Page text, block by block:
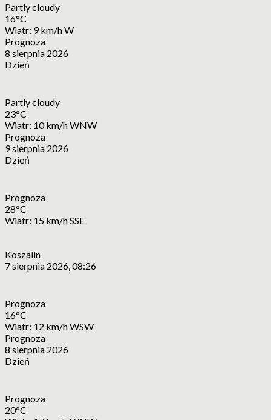
Partly cloudy
16°C
Wiatr: 9 km/h W
Prognoza
8 sierpnia 2026
Dzień
Partly cloudy
23°C
Wiatr: 10 km/h WNW
Prognoza
9 sierpnia 2026
Dzień
Prognoza
28°C
Wiatr: 15 km/h SSE
Koszalin
7 sierpnia 2026, 08:26
Prognoza
16°C
Wiatr: 12 km/h WSW
Prognoza
8 sierpnia 2026
Dzień
Prognoza
20°C